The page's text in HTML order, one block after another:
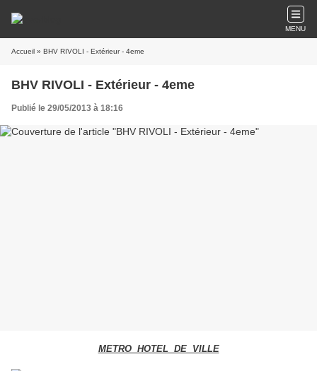
MENU
Accueil » BHV RIVOLI - Extérieur - 4eme
BHV RIVOLI - Extérieur - 4eme
Publié le 29/05/2013 à 18:16
METRO HOTEL DE VILLE